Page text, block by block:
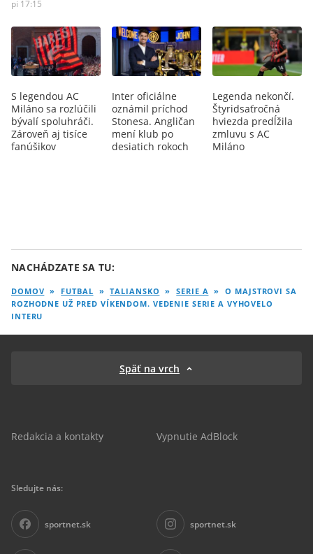
pi 17:15
S legendou AC
Miláno sa rozlúčili
bývalí spoluhráči.
Zároveň aj tisíce
fanúšikov
Inter oficiálne
oznámil príchod
Stonesa. Angličan
mení klub po
desiatich rokoch
Legenda nekončí.
Štyridsaťročná
hviezda predĺžila
zmluvu s AC
Miláno
NACHÁDZATE SA TU:
DOMOV » FUTBAL » TALIANSKO » SERIE A »
O MAJSTROVI SA
ROZHODNE UŽ PRED VÍKENDOM. VEDENIE SERIE A VYHOVELO
INTERU
Späť na vrch
Redakcia a kontakty Vypnutie AdBlock
Sledujte nás:
sportnet.sk sportnet.sk